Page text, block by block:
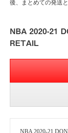
後、まとめての発送と
NBA 2020-21
RETAIL
NBA 2020-21